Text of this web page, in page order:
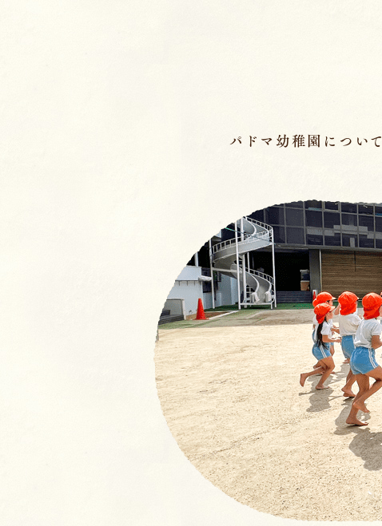
パドマ幼稚園について
園長のことば／沿革
園の魅力
保育理念・保育⽅針
教育の特徴
園の一年・一日
仏教食育
預かり保育
施設／セキュリティ